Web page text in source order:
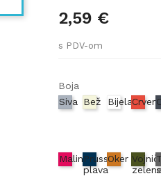
2,59 €
s PDV-om
Boja
Siva
Bež BijelaCrvena
MalinaPrussian
plava
Oker